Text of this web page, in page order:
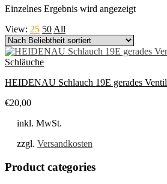
Einzelnes Ergebnis wird angezeigt
View: 25 50 All
Schläuche
HEIDENAU Schlauch 19E gerades Ventil
€20,00
inkl. MwSt.
zzgl. Versandkosten
Product categories